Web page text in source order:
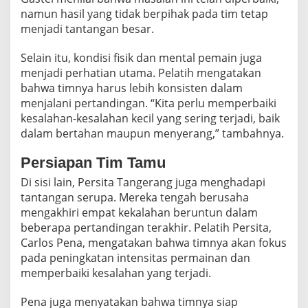
namun hasil yang tidak berpihak pada tim tetap
menjadi tantangan besar.
Selain itu, kondisi fisik dan mental pemain juga
menjadi perhatian utama. Pelatih mengatakan
bahwa timnya harus lebih konsisten dalam
menjalani pertandingan. “Kita perlu memperbaiki
kesalahan-kesalahan kecil yang sering terjadi, baik
dalam bertahan maupun menyerang,” tambahnya.
Persiapan Tim Tamu
Di sisi lain, Persita Tangerang juga menghadapi
tantangan serupa. Mereka tengah berusaha
mengakhiri empat kekalahan beruntun dalam
beberapa pertandingan terakhir. Pelatih Persita,
Carlos Pena, mengatakan bahwa timnya akan fokus
pada peningkatan intensitas permainan dan
memperbaiki kesalahan yang terjadi.
Pena juga menyatakan bahwa timnya siap